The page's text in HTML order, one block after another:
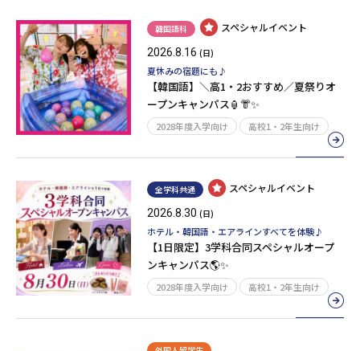
韓国語科 スペシャルイベント
2026.8.16 (日)
夏休みの宿題にも♪
【韓国語】＼高1・2おすすめ／夏祭りオ
ープンキャンパス🏮👘✨
2028年度入学向け 高校1・2年生向け
全学科共通 スペシャルイベント
2026.8.30 (日)
ホテル・韓国語・エアラインすべてを体験♪
【1日限定】3学科合同スペシャルオープ
ンキャンパス🌎✨
2028年度入学向け 高校1・2年生向け